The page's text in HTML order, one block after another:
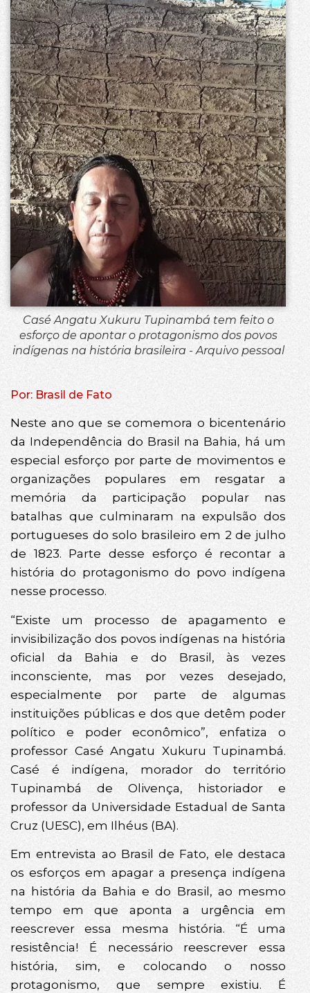
Casé Angatu Xukuru Tupinambá tem feito o
esforço de apontar o protagonismo dos povos
indígenas na história brasileira - Arquivo pessoal
Por: Brasil de Fato
Neste ano que se comemora o bicentenário
da Independência do Brasil na Bahia, há um
especial esforço por parte de movimentos e
organizações populares em resgatar a
memória da participação popular nas
batalhas que culminaram na expulsão dos
portugueses do solo brasileiro em 2 de julho
de 1823. Parte desse esforço é recontar a
história do protagonismo do povo indígena
nesse processo.
“Existe um processo de apagamento e
invisibilização dos povos indígenas na história
oficial da Bahia e do Brasil, às vezes
inconsciente, mas por vezes desejado,
especialmente por parte de algumas
instituições públicas e dos que detêm poder
político e poder econômico”, enfatiza o
professor Casé Angatu Xukuru Tupinambá.
Casé é indígena, morador do território
Tupinambá de Olivença, historiador e
professor da Universidade Estadual de Santa
Cruz (UESC), em Ilhéus (BA).
Em entrevista ao Brasil de Fato, ele destaca
os esforços em apagar a presença indígena
na história da Bahia e do Brasil, ao mesmo
tempo em que aponta a urgência em
reescrever essa mesma história. “É uma
resistência! É necessário reescrever essa
história, sim, e colocando o nosso
protagonismo, que sempre existiu. É